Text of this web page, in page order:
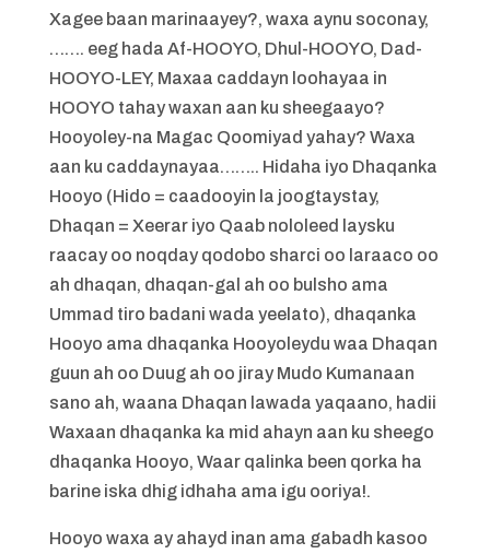
Xagee baan marinaayey?, waxa aynu soconay,
……. eeg hada Af-HOOYO, Dhul-HOOYO, Dad-
HOOYO-LEY, Maxaa caddayn loohayaa in
HOOYO tahay waxan aan ku sheegaayo?
Hooyoley-na Magac Qoomiyad yahay? Waxa
aan ku caddaynayaa…….. Hidaha iyo Dhaqanka
Hooyo (Hido = caadooyin la joogtaystay,
Dhaqan = Xeerar iyo Qaab nololeed laysku
raacay oo noqday qodobo sharci oo laraaco oo
ah dhaqan, dhaqan-gal ah oo bulsho ama
Ummad tiro badani wada yeelato), dhaqanka
Hooyo ama dhaqanka Hooyoleydu waa Dhaqan
guun ah oo Duug ah oo jiray Mudo Kumanaan
sano ah, waana Dhaqan lawada yaqaano, hadii
Waxaan dhaqanka ka mid ahayn aan ku sheego
dhaqanka Hooyo, Waar qalinka been qorka ha
barine iska dhig idhaha ama igu ooriya!.
Hooyo waxa ay ahayd inan ama gabadh kasoo